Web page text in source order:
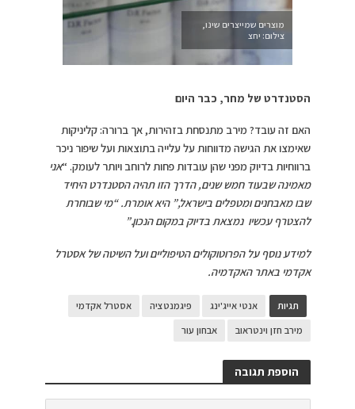
מוצרים שמייצרים שינו,
צילום: יחצ
הסטנדרט של מחר, כבר היום
האם זה עובד? מירב מתנסחת בזהירות, אך ברורה: קליניקות
שאימצו את הגישה מדווחות על עלייה בתוצאות ועל שיפור ניכר
ברווחיות בדיוק מפני שהן עובדות פחות לרוחב ויותר לעומק. “אני
מאמינה שבעוד חמש שנים, הדרך הזו תהיה הסטנדרט היחיד
שבו מאבחנים ומטפלים בישראל,” היא אומרת. “מי שבוחרת
להצטרף עכשיו נמצאת בדיוק במקום הנכון.”
למידע נוסף על הפרוטוקולים הטיפוליים ועל השיטה של אסטרל
אקדמי באתר האקדמיה.
תגיות אנטי אייג'ינג פיגמנטציה
אסטרל אקדמי
מירב חזן וינטראוב
אבחון עור
הוספת תגובה